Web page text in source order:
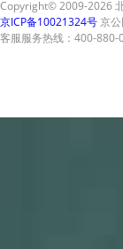
Copyright© 2009-2026
京ICP备10021324号京
客服服务热线：400-